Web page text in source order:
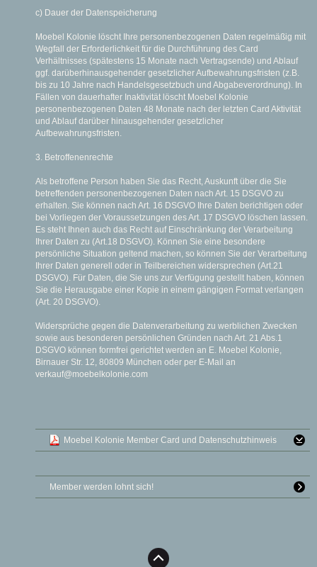
c) Dauer der Datenspeicherung
Moebel Kolonie löscht Ihre personenbezogenen Daten regelmäßig mit
Wegfall der Erforderlichkeit für die Durchführung des Card
Verhältnisses (spätestens 15 Monate nach Vertragsende) und Ablauf
ggf. darüberhinausgehender gesetzlicher Aufbewahrungsfristen (z.B.
bis zu 10 Jahre nach Handelsgesetzbuch und Abgabeverordnung). In
Fällen von dauerhafter Inaktivität löscht Moebel Kolonie
personenbezogenen Daten 48 Monate nach der letzten Card Aktivität
und Ablauf darüber hinausgehender gesetzlicher
Aufbewahrungsfristen.
3. Betroffenenrechte
Als betroffene Person haben Sie das Recht, Auskunft über die Sie
betreffenden personenbezogenen Daten nach Art. 15 DSGVO zu
erhalten. Sie können nach Art. 16 DSGVO Ihre Daten berichtigen oder
bei Vorliegen der Voraussetzungen des Art. 17 DSGVO löschen lassen.
Es steht Ihnen auch das Recht auf Einschränkung der Verarbeitung
Ihrer Daten zu (Art.18 DSGVO). Können Sie eine besondere
persönliche Situation geltend machen, so können Sie der Verarbeitung
Ihrer Daten generell oder in Teilbereichen widersprechen (Art.21
DSGVO). Für Daten, die Sie uns zur Verfügung gestellt haben, können
Sie die Herausgabe einer Kopie in einem gängigen Format verlangen
(Art. 20 DSGVO).
Widersprüche gegen die Datenverarbeitung zu werblichen Zwecken
sowie aus besonderen persönlichen Gründen nach Art. 21 Abs.1
DSGVO können formfrei gerichtet werden an E. Moebel Kolonie,
Birnauer Str. 12, 80809 München oder per E-­Mail an
verkauf@moebelkolonie.com
Moebel Kolonie Member Card und Datenschutzhinweis
Member werden lohnt sich!